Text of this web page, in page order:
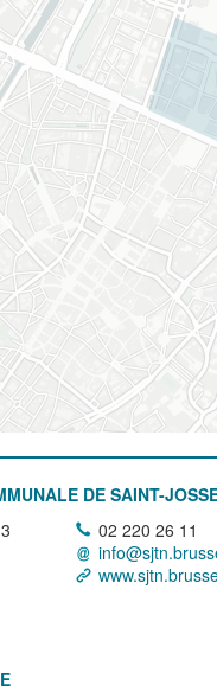
DE SAINT-
02 220 26 11